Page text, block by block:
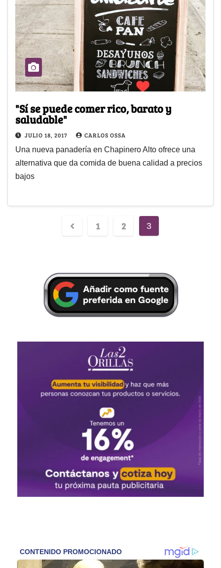
"Sí se puede comer rico, barato y
saludable"
JULIO 18, 2017 CARLOS OSSA
Una nueva panadería en Chapinero Alto ofrece una
alternativa que da comida de buena calidad a precios
bajos
1 2 3